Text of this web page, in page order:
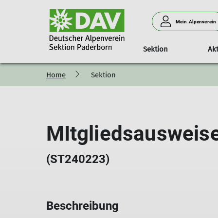
Mein.Alpenverein
Sektion
Mitgliedschaft
Kurse
Kletterausbildung
DAV-Kurse
Die Kletteranlagen
Bergsteigen
Kontakt
MTB
unser Beitrag
Home Sektion
(ST240223)
Beschreibung